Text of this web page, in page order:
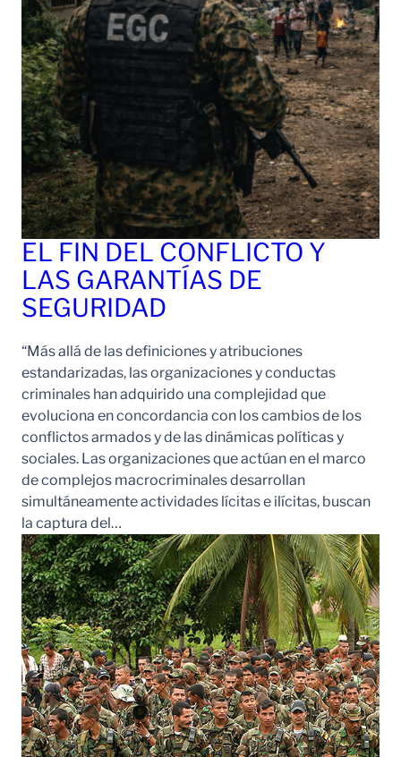
EL FIN DEL CONFLICTO Y
LAS GARANTÍAS DE
SEGURIDAD
“Más allá de las definiciones y atribuciones
estandarizadas, las organizaciones y conductas
criminales han adquirido una complejidad que
evoluciona en concordancia con los cambios de los
conflictos armados y de las dinámicas políticas y
sociales. Las organizaciones que actúan en el marco
de complejos macrocriminales desarrollan
simultáneamente actividades lícitas e ilícitas, buscan
la captura del…